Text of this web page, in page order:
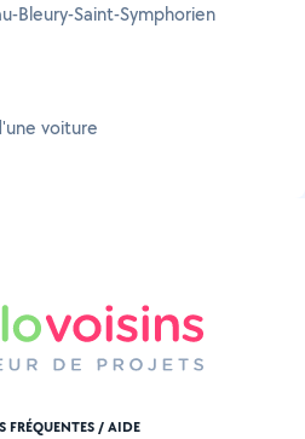
Bleury-Saint-Symphorien
voiture
FRÉQUENTES / AIDE